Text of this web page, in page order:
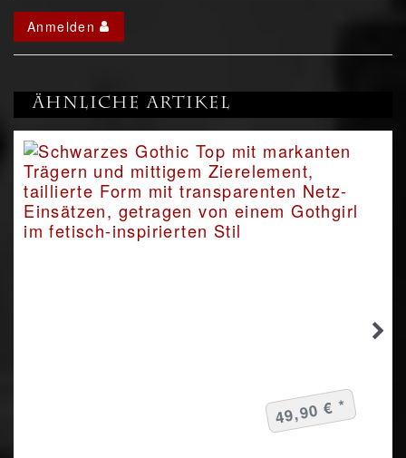
Anmelden
Ähnliche Artikel
49,90 € *